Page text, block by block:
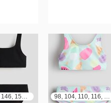
134, 140, 146, 152, 158, 164 98, 104, 110, 116, 122, 128, 134, 140